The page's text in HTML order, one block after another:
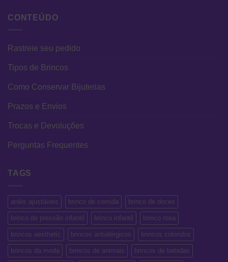
CONTEÚDO
Rastreie seu pedido
Tipos de Brincos
Como Conservar Bijuterias
Prazos e Envios
Trocas e Devoluções
Perguntas Frequentes
TAGS
anéis ajustáveis brinco de comida brinco de doces
brinco de pressão infantil brinco infantil brinco rosa
brincos aesthetic brincos antialérgicos brincos coloridos
brincos da moda brincos de animais brincos de bebidas